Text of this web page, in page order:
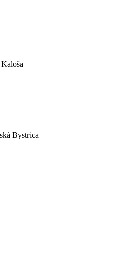
Bystrica